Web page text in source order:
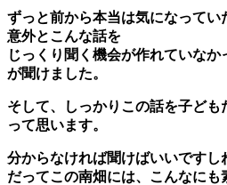
ずっと前から本当は気になってい
意外とこんな話を
じっくり聞く機会が作れていな
が聞けました。
そして、しっかりこの話を子ど
って思います。
分からなければ聞けばいいですし
だってこの南畑には、こんなにも